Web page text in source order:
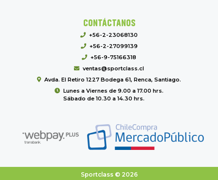
CONTÁCTANOS
+56-2-23068130
+56-2-27099139
+56-9-75166318
ventas@sportclass.cl
Avda. El Retiro 1227 Bodega 61, Renca, Santiago.
Lunes a Viernes de 9.00 a 17.00 hrs.
Sábado de 10.30 a 14.30 hrs.
Sportclass © 2026